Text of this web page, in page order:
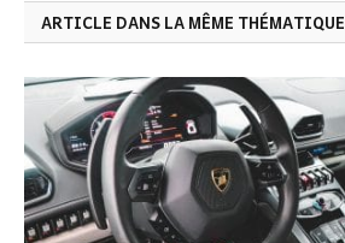
ARTICLE DANS LA MÊME THÉMATIQUE